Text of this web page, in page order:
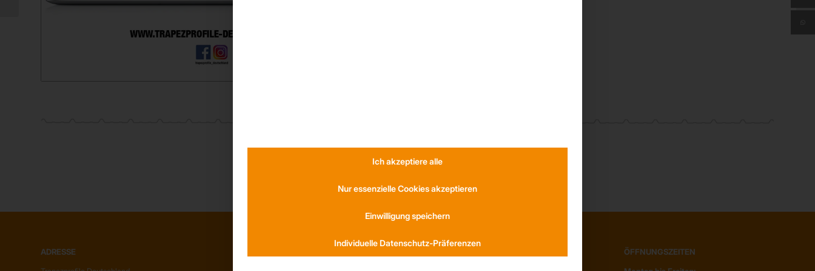
*Trapezprofile Deutschland ist ein Geschäftsbereich der On Spot Service GmbH
ADRESSE ÖFFNUNGSZEITEN
Ich akzeptiere alle
Nur essenzielle Cookies akzeptieren
Einwilligung speichern
Individuelle Datenschutz-Präferenzen